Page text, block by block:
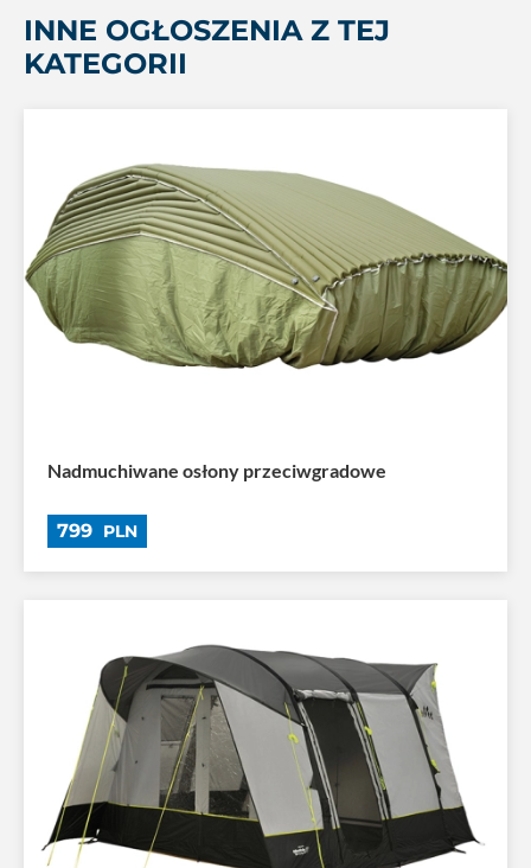
INNE OGŁOSZENIA Z TEJ
KATEGORII
Nadmuchiwane osłony przeciwgradowe
799 PLN